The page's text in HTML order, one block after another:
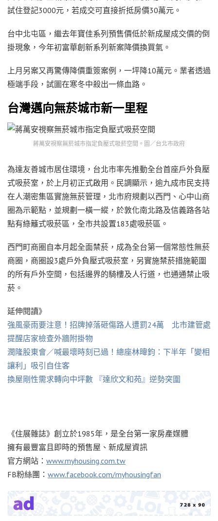
試住登記3000元，若成交可直接折抵房價30萬元。
台中北屯區，繼去年寶佳系列預售價低於新成屋成交價的倒
掛現象，今年初富華創新系列新案降價換買氣。
上月另案又再驚傳降價重簽案例，一坪降10萬元。業者透過
極端手段，試圖在寒冬中殺出一條血路。
台灣邁向無菸城市新一里程
蔣萬安視察無菸城市指定負壓式吸菸空間。圖／台北市政府
為達友善城市居住環境，台北市率先推動全台首座戶外負壓
式吸菸室，於上月初正式啟用。民調顯示，逾九成市民支持
在人潮密集區實施無菸管理，北市府規劃以西門、心中山商
圈為示範點，並規劃一橫一縱，於敦化南北路及信義路各站
點有綠籬式吸菸區，全市共設置183處吸菸區。
西門町商圈自本月起全面禁菸，成為全台第一個常態性無菸
商圈，商圈設3處戶外負壓式吸菸室，另實施禁菸措施範圍
的所有戶外空間，包括邊界的騎樓及人行道，也通通禁止吸
菸。
延伸閱讀》
強風豪雨要注意！招牌掉落砸傷路人遭罰24萬 北市建管處
提醒店家檢查外牆附掛物
潤隆股東會／喊最壞時刻已過！總座林暐鈞：下半年「變相
讓利」吸引自住客
換屋剛性需求轉向中坪數 『達欣文和苑』逆勢突圍
《住展雜誌》創立於1985年，是全台第一家房產媒體
擁有最豐富且即時的預售屋、新成屋資訊
官方網站： www.myhousing.com.tw
FB粉絲團： www.facebook.com/myhousingfan